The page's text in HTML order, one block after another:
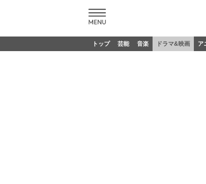
トップ 芸能 音楽 ドラマ&映画 ア